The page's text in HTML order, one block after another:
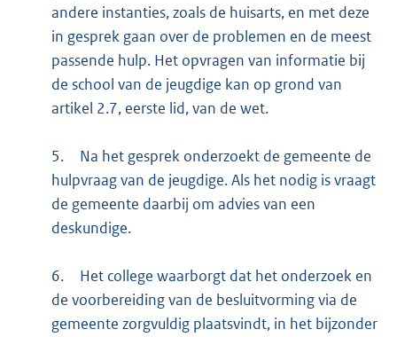
andere instanties, zoals de huisarts, en met deze
in gesprek gaan over de problemen en de meest
passende hulp. Het opvragen van informatie bij
de school van de jeugdige kan op grond van
artikel 2.7, eerste lid, van de wet.
5.
Na het gesprek onderzoekt de gemeente de
hulpvraag van de jeugdige. Als het nodig is vraagt
de gemeente daarbij om advies van een
deskundige.
6.
Het college waarborgt dat het onderzoek en
de voorbereiding van de besluitvorming via de
gemeente zorgvuldig plaatsvindt, in het bijzonder